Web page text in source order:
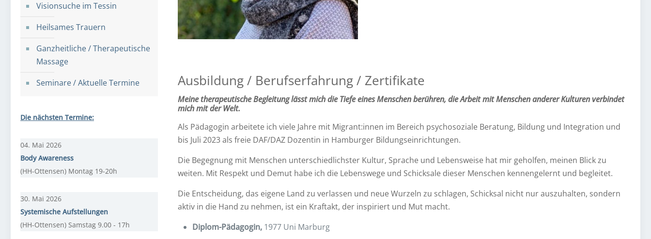
Ausbildung / Berufserfahrung / Zertifikate
Meine therapeutische Begleitung lässt mich die Tiefe eines Menschen berühren, die Arbeit mit Menschen anderer Kulturen verbindet
mich mit der Welt.
Als Pädagogin arbeitete ich viele Jahre mit Migrant:innen im Bereich psychosoziale Beratung, Bildung und Integration und
bis Juli 2023 als freie DAF/DAZ Dozentin in Hamburger Bildungseinrichtungen.
Die Begegnung mit Menschen unterschiedlichster Kultur, Sprache und Lebensweise hat mir geholfen, meinen Blick zu
weiten. Mit Respekt und Demut habe ich die Lebenswege und Schicksale dieser Menschen kennengelernt und begleitet.
Die Entscheidung, das eigene Land zu verlassen und neue Wurzeln zu schlagen, Schicksal nicht nur auszuhalten, sondern
aktiv in die Hand zu nehmen, ist ein Kraftakt, der inspiriert und Mut macht.
Diplom-Pädagogin,1977 Uni Marburg
Visionsuche im Tessin
Heilsames Trauern
Ganzheitliche / Therapeutische
Massage
Seminare / Aktuelle Termine
Die nächsten Termine:
04. Mai 2026
Body Awareness
(HH-Ottensen) Montag 19-20h
30. Mai 2026
Systemische Aufstellungen
(HH-Ottensen) Samstag 9.00 - 17h